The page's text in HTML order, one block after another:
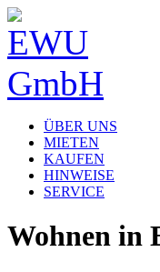
ÜBER UNS
MIETEN
KAUFEN
HINWEISE
SERVICE
Wohnen in